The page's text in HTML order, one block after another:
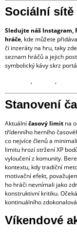
Sociální sítě
Sledujte náš Instagram,
hráče, kde můžete
či inzeráty na hru, taky
seznam hráčů a jejich
symbolický kávy skrz
, ,
Stanovení
Aktuálníčasový limit na
třídenního herního
co nejvíce členů a
limitu hrozí stržení XP
vyloučení z komunity.
kontextu, kdy tradiční
motivační efekt,
ho hráči nevnímali jako
konstruktivní kritiku.
kontinuálního
Víkendové